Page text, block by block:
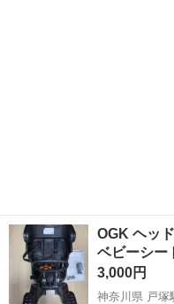
OGK ヘッ
ベビーシ
3,000円
神奈川県 戸塚